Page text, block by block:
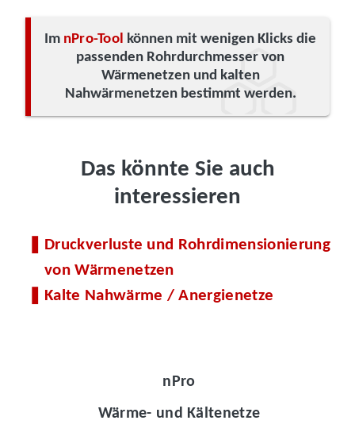
nPro
Wärme- und Kältenetze
Im nPro-Tool können mit wenigen Klicks die
passenden Rohrdurchmesser von
Wärmenetzen und kalten
Nahwärmenetzen bestimmt werden.
Das könnte Sie auch
interessieren
Druckverluste und Rohrdimensionierung
von Wärmenetzen
Kalte Nahwärme / Anergienetze